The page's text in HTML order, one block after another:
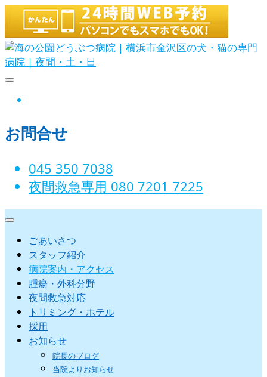
Skip
content
日
お問合せ
045 350 7038‬
夜間救急専用 080 7201 7225‬
ごあいさつ
スタッフ紹介
病院案内・アクセス
腫瘍・外科分野
夜間救急対応
トリミング・ホテル
採用
お知らせ
院長のブログ
当院よりお知らせ